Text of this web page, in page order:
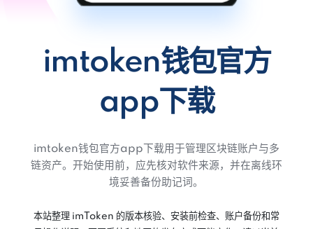
imtoken钱包官方
app下载
imtoken钱包官方app下载用于管理区块链账户与多
链资产。开始使用前，应先核对软件来源，并在离线环
境妥善备份助记词。
本站整理 imToken 的版本核验、安装前检查、账户备份和常